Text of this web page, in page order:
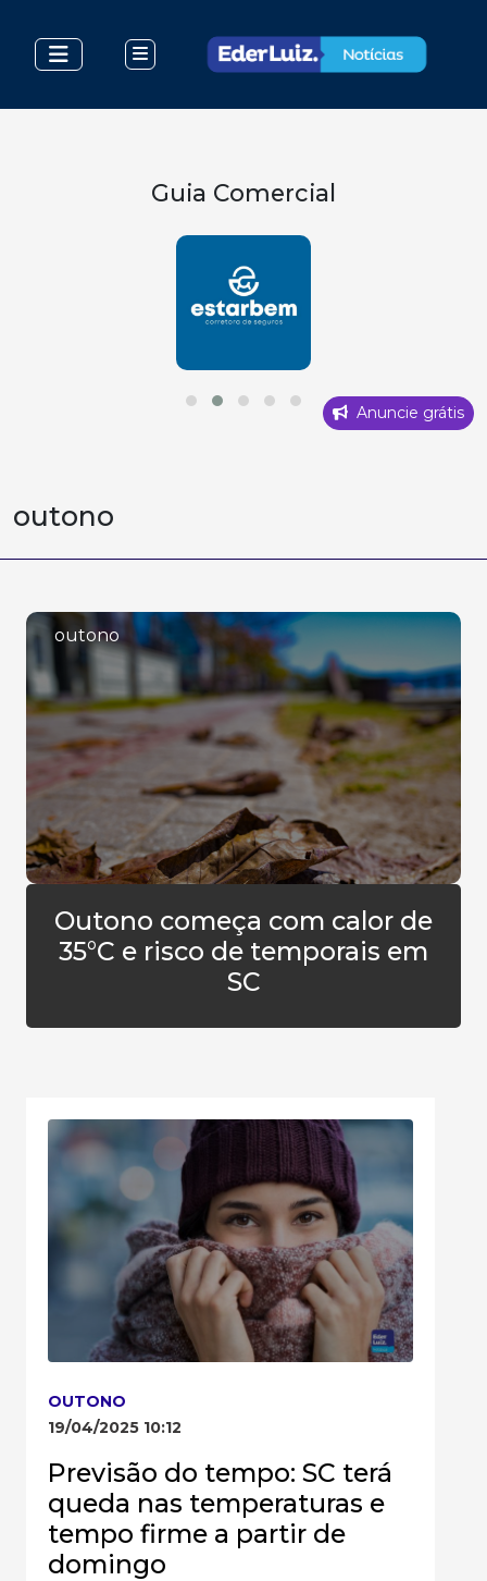
Guia Comercial
Anuncie grátis
outono
outono
Outono começa com calor de
35°C e risco de temporais em
SC
OUTONO
19/04/2025 10:12
Previsão do tempo: SC terá
queda nas temperaturas e
tempo firme a partir de
domingo